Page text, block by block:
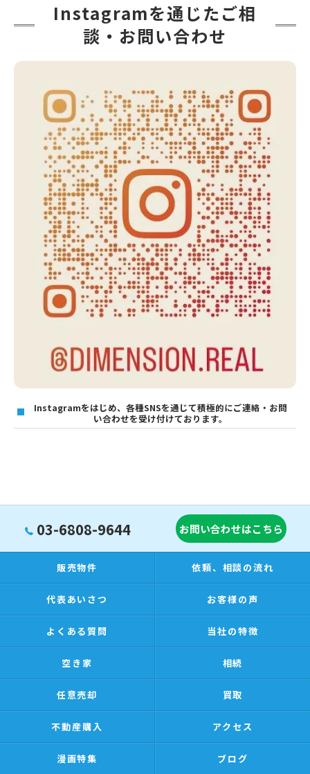
Instagramを通じたご相
談・お問い合わせ
Instagramをはじめ、各種SNSを通じて積極的にご連絡・お問
い合わせを受け付けております。
03-6808-9644 お問い合わせはこちら
販売物件 依頼、相談の流れ
代表あいさつ お客様の声
よくある質問 当社の特徴
空き家 相続
任意売却 買取
不動産購入 アクセス
漫画特集 ブログ